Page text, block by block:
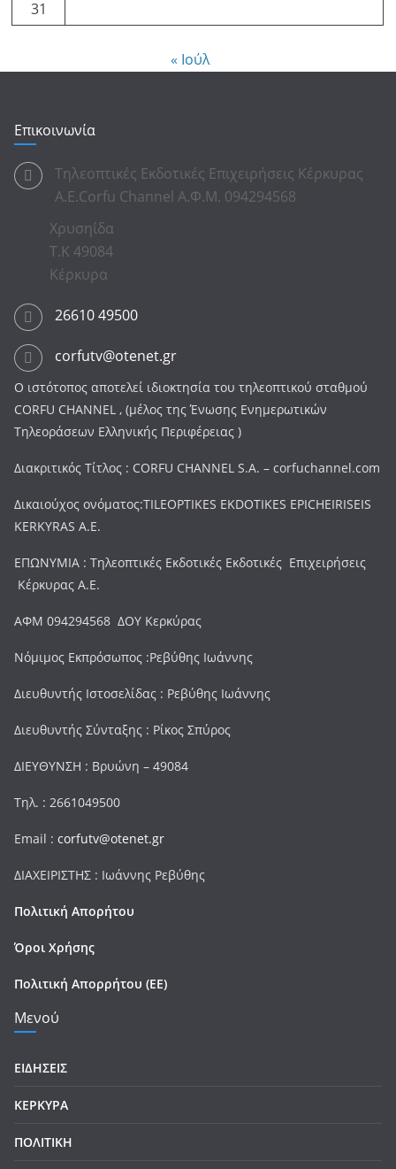
31
« Ιούλ
Επικοινωνία
Τηλεοπτικές Εκδοτικές Επιχειρήσεις Κέρκυρας
Α.Ε.Corfu Channel Α.Φ.Μ. 094294568
Χρυσηίδα
Τ.Κ 49084
Κέρκυρα
26610 49500
corfutv@otenet.gr
Ο ιστότοπος αποτελεί ιδιοκτησία του τηλεοπτικού σταθμού
CORFU CHANNEL , (μέλος της Ένωσης Ενημερωτικών
Τηλεοράσεων Ελληνικής Περιφέρειας )
Διακριτικός Τίτλος : CORFU CHANNEL S.A. – corfuchannel.com
Δικαιούχος ονόματος:TILEOPTIKES EKDOTIKES EPICHEIRISEIS
KERKYRAS A.E.
ΕΠΩΝΥΜΙΑ : Τηλεοπτικές Εκδοτικές Εκδοτικές Επιχειρήσεις
Κέρκυρας Α.Ε.
ΑΦΜ 094294568 ΔΟΥ Κερκύρας
Νόμιμος Εκπρόσωπος :Ρεβύθης Ιωάννης
Διευθυντής Ιστοσελίδας : Ρεβύθης Ιωάννης
Διευθυντής Σύνταξης : Ρίκος Σπύρος
ΔΙΕΥΘΥΝΣΗ : Βρυώνη – 49084
Τηλ. : 2661049500
Email : corfutv@otenet.gr
ΔΙΑΧΕΙΡΙΣΤΗΣ : Ιωάννης Ρεβύθης
Πολιτική Απορήτου
Όροι Χρήσης
Πολιτική Απορρήτου (ΕΕ)
Μενού
ΕΙΔΗΣΕΙΣ
ΚΕΡΚΥΡΑ
ΠΟΛΙΤΙΚΗ